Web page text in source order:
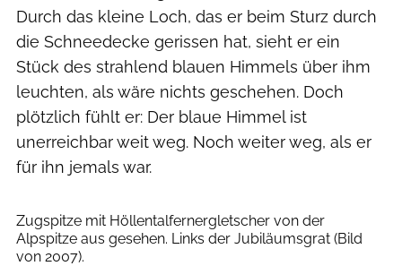
Durch das kleine Loch, das er beim Sturz durch
die Schneedecke gerissen hat, sieht er ein
Stück des strahlend blauen Himmels über ihm
leuchten, als wäre nichts geschehen. Doch
plötzlich fühlt er: Der blaue Himmel ist
unerreichbar weit weg. Noch weiter weg, als er
für ihn jemals war.
Zugspitze mit Höllentalfernergletscher von der
Alpspitze aus gesehen. Links der Jubiläumsgrat (Bild
von 2007).